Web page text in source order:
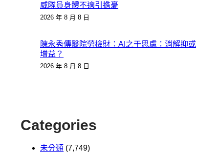
威隊員身體不適引擔憂
2026 年 8 月 8 日
陳永秀傳醫院勞檢財：AI之于思慮：消解抑或
增益？
2026 年 8 月 8 日
Categories
未分類 (7,749)